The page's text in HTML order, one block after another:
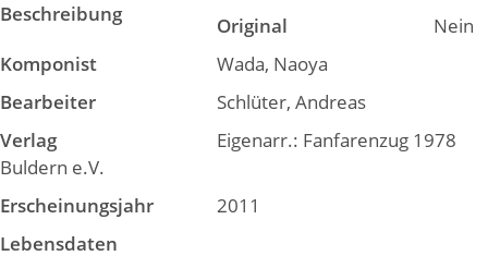
Beschreibung
Original
Nein
Komponist
Wada, Naoya
Bearbeiter
Schlüter, Andreas
Verlag
Eigenarr.: Fanfarenzug 1978
Buldern e.V.
Erscheinungsjahr
2011
Lebensdaten